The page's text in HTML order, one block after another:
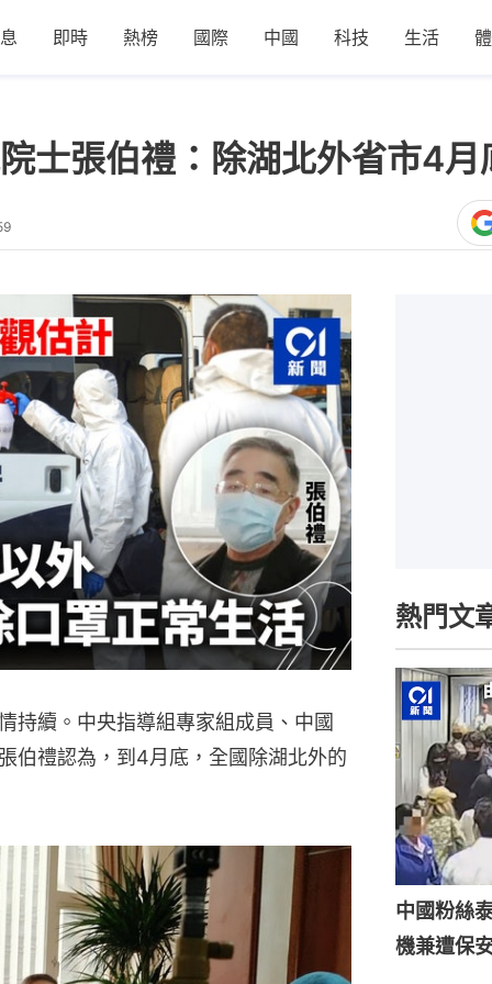
即時 熱榜 國際 中國 科技 生活
士張伯禮：除湖北外省市4月
持續。中央指導組專家組成員、中國
伯禮認為，到4月底，全國除湖北外的
熱門文
中國粉絲
機兼遭保